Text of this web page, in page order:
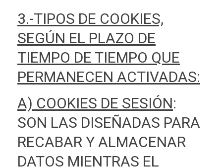
3.-TIPOS DE COOKIES,
SEGÚN EL PLAZO DE
TIEMPO DE TIEMPO QUE
PERMANECEN ACTIVADAS:
A) COOKIES DE SESIÓN:
SON LAS DISEÑADAS PARA
RECABAR Y ALMACENAR
DATOS MIENTRAS EL